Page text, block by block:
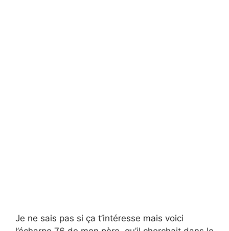
Je ne sais pas si ça t’intéresse mais voici